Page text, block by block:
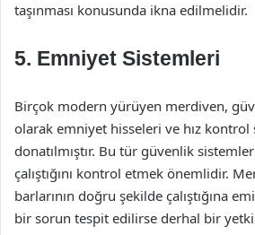
taşınması konusunda ikna edilmelidir.
5. Emniyet Sistemleri
Birçok modern yürüyen merdiven,
olarak emniyet hisseleri ve hız
donatılmıştır. Bu tür güvenlik
çalıştığını kontrol etmek önemlidir.
barlarının doğru şekilde çalıştığına
bir sorun tespit edilirse derhal bir